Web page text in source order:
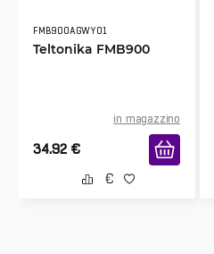
FMB900AGWY01
Teltonika FMB900
in magazzino
34.92 €